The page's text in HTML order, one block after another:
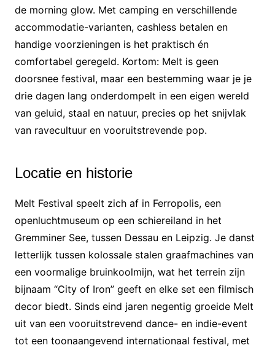
de morning glow. Met camping en verschillende
accommodatie-varianten, cashless betalen en
handige voorzieningen is het praktisch én
comfortabel geregeld. Kortom: Melt is geen
doorsnee festival, maar een bestemming waar je je
drie dagen lang onderdompelt in een eigen wereld
van geluid, staal en natuur, precies op het snijvlak
van ravecultuur en vooruitstrevende pop.
Locatie en historie
Melt Festival speelt zich af in Ferropolis, een
openluchtmuseum op een schiereiland in het
Gremminer See, tussen Dessau en Leipzig. Je danst
letterlijk tussen kolossale stalen graafmachines van
een voormalige bruinkoolmijn, wat het terrein zijn
bijnaam “City of Iron” geeft en elke set een filmisch
decor biedt. Sinds eind jaren negentig groeide Melt
uit van een vooruitstrevend dance- en indie-event
tot een toonaangevend internationaal festival, met